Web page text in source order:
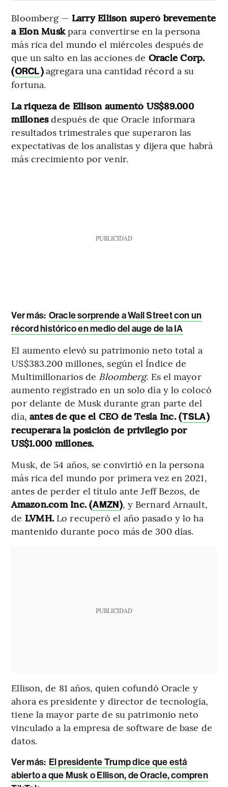
Bloomberg — Larry Ellison superó brevemente
a Elon Muskpara convertirse en la persona
más rica del mundo el miércoles después de
que un salto en las acciones de Oracle Corp.
(ORCL)agregara una cantidad récord a su
fortuna.
La riqueza de Ellison aumentó US$89.000
millonesdespués de que Oracle informara
resultados trimestrales que superaron las
expectativas de los analistas y dijera que habrá
más crecimiento por venir.
PUBLICIDAD
Ver más: Oracle sorprende a Wall Street con un
récord histórico en medio del auge de la IA
El aumento elevó su patrimonio neto total a
US$383.200 millones, según el Índice de
Multimillonarios de Bloomberg. Es el mayor
aumento registrado en un solo día y lo colocó
por delante de Musk durante gran parte del
día, antes de que el CEO de Tesla Inc. (TSLA)
recuperara la posición de privilegio por
US$1.000 millones.
Musk, de 54 años, se convirtió en la persona
más rica del mundo por primera vez en 2021,
antes de perder el título ante Jeff Bezos, de
Amazon.com Inc. (AMZN), y Bernard Arnault,
de LVMH. Lo recuperó el año pasado y lo ha
mantenido durante poco más de 300 días.
PUBLICIDAD
Ellison, de 81 años, quien cofundó Oracle y
ahora es presidente y director de tecnología,
tiene la mayor parte de su patrimonio neto
vinculado a la empresa de software de base de
datos.
Ver más: El presidente Trump dice que está
abierto a que Musk o Ellison, de Oracle, compren